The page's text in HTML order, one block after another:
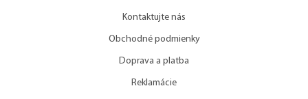
Kontaktujte nás
Obchodné podmienky
Doprava a platba
Reklamácie